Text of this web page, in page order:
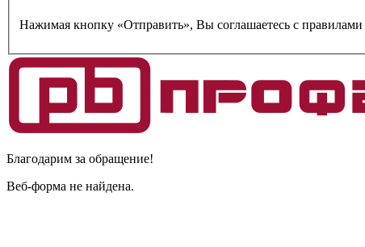
Нажимая кнопку «Отправить», Вы соглашаетесь c правилами
Благодарим за обращение!
Веб-форма не найдена.